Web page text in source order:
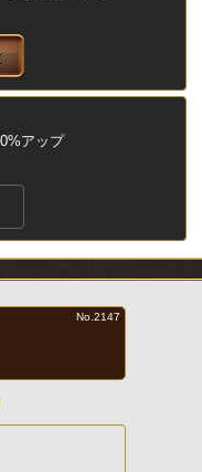
アップ
No.2147